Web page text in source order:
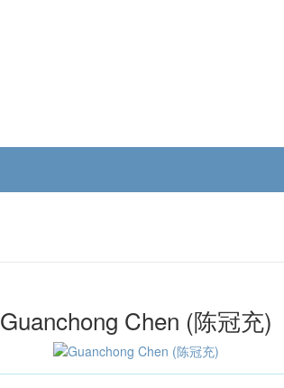
Guanchong Chen (陈冠充)